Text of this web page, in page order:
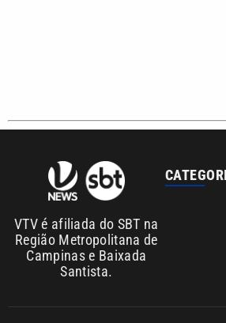
Sobre nós Anuncie agora com a
Copyright © 2026. Todos os direitos